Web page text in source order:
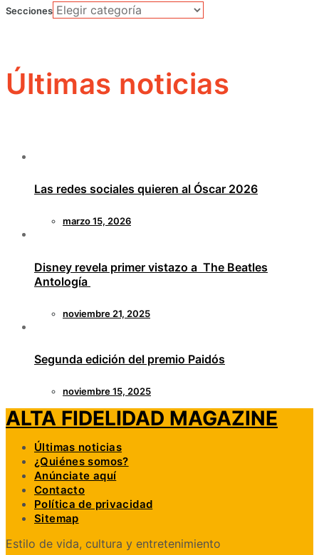
Secciones
Últimas noticias
Las redes sociales quieren al Óscar 2026
marzo 15, 2026
Disney revela primer vistazo a The Beatles
Antología
noviembre 21, 2025
Segunda edición del premio Paidós
noviembre 15, 2025
ALTA FIDELIDAD MAGAZINE
Últimas noticias
¿Quiénes somos?
Anúnciate aquí
Contacto
Política de privacidad
Sitemap
Estilo de vida, cultura y entretenimiento